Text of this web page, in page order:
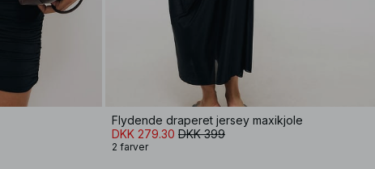
Flydende draperet jersey maxikjole
DKK 279.30 DKK 399
2 farver